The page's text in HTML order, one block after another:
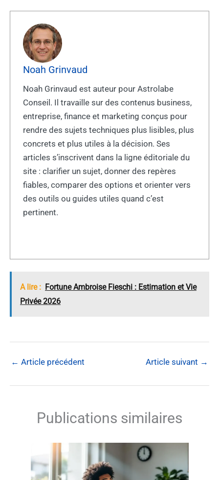
Noah Grinvaud
Noah Grinvaud est auteur pour Astrolabe
Conseil. Il travaille sur des contenus business,
entreprise, finance et marketing conçus pour
rendre des sujets techniques plus lisibles, plus
concrets et plus utiles à la décision. Ses
articles s’inscrivent dans la ligne éditoriale du
site : clarifier un sujet, donner des repères
fiables, comparer des options et orienter vers
des outils ou guides utiles quand c’est
pertinent.
A lire : Fortune Ambroise Fieschi : Estimation et Vie
Privée 2026
← Article précédent Article suivant →
Publications similaires